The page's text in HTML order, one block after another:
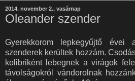
2014. november 2., vasárnap
Oleander szender
Gyerekkorom lepkegyűjtő
szenderek kerültek hozzám.
kolibriként lebegnek a virágok
távolságokról vándorolnak